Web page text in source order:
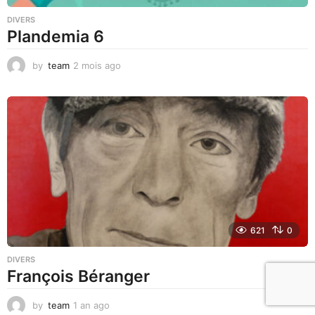
DIVERS
Plandemia 6
by team 2 mois ago
i
s
a
621 0
DIVERS
François Béranger
by team 1 an ago